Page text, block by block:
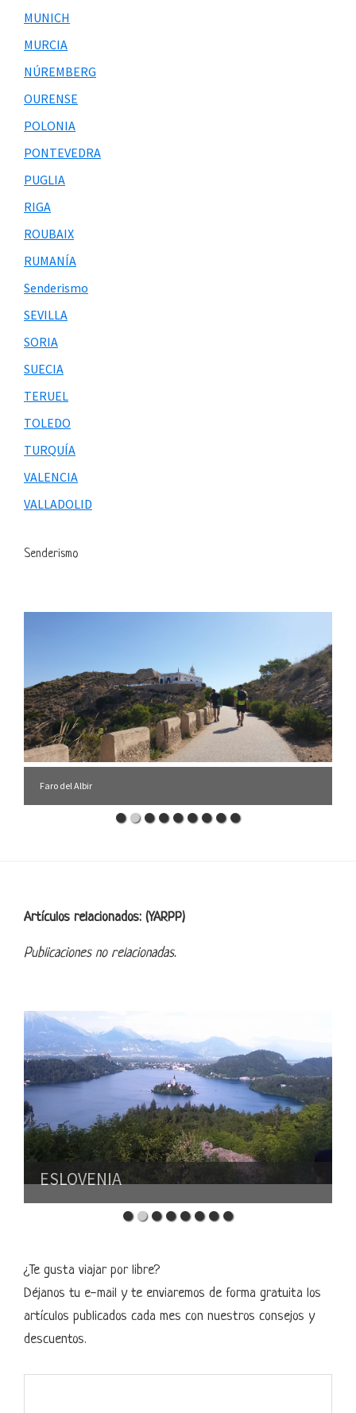
MUNICH
MURCIA
NÚREMBERG
OURENSE
POLONIA
PONTEVEDRA
PUGLIA
RIGA
ROUBAIX
RUMANÍA
Senderismo
SEVILLA
SORIA
SUECIA
TERUEL
TOLEDO
TURQUÍA
VALENCIA
VALLADOLID
Senderismo
Faro del Albir
FooterArtículos relacionados: (YARPP)
Publicaciones no relacionadas.
ESLOVENIA
¿Te gusta viajar por libre?
Déjanos tu e-mail y te enviaremos de forma gratuita los
artículos publicados cada mes con nuestros consejos y
descuentos.